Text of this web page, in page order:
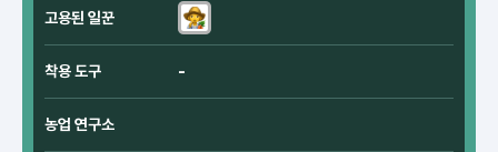
고용된 일꾼
착용 도구 -
농업 연구소